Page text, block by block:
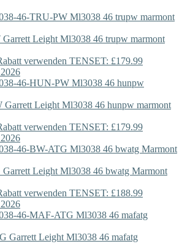
Garrett Leight Ml3038 46 trupw marmont
verwenden TENSET: £179.99
Garrett Leight Ml3038 46 hunpw marmont
verwenden TENSET: £179.99
Garrett Leight Ml3038 46 bwatg Marmont
verwenden TENSET: £188.99
Garrett Leight Ml3038 46 mafatg